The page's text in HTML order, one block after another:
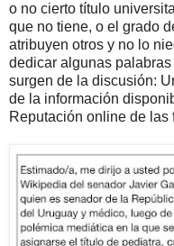
o no cierto título
que no tiene, o el grado
atribuyen otros y no lo
dedicar algunas
surgen de la discusión:
de la información
Reputación online de las